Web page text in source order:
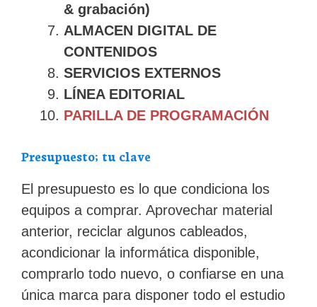
& grabación)
ALMACEN DIGITAL DE
CONTENIDOS
SERVICIOS EXTERNOS
LÍNEA EDITORIAL
PARILLA DE PROGRAMACIÓN
Presupuesto; tu clave
El presupuesto es lo que condiciona los
equipos a comprar. Aprovechar material
anterior, reciclar algunos cableados,
acondicionar la informática disponible,
comprarlo todo nuevo, o confiarse en una
única marca para disponer todo el estudio